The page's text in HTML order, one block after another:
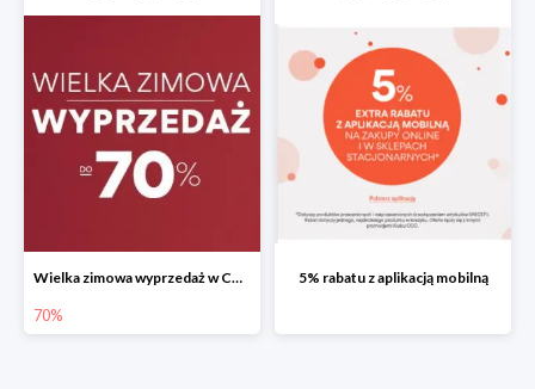
Wielka zimowa wyprzedaż w CCC do -70%
70%
5% rabatu z aplikacją mobilną